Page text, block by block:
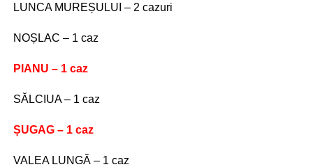
LUNCA MUREȘULUI – 2 cazuri
NOȘLAC – 1 caz
PIANU – 1 caz
SĂLCIUA – 1 caz
ȘUGAG – 1 caz
VALEA LUNGĂ – 1 caz